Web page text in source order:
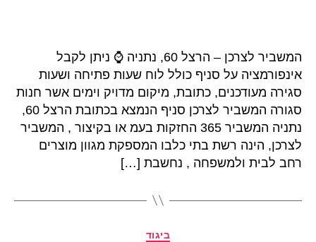
המשביר לצרכן – הרצל 60, נתניה ⌚ ניתן לקבל
אינפורמציה על סניף כולל לוח שעות פתיחה ושעות
סגירה מעודכנים, כתובת, מיקום מדויק וימים אשר חנות
סגורה המשביר לצרכן סניף הנמצא בכתובת הרצל 60,
נתניה המשביר 365 החזקות בעמ או בקיצור , המשביר
לצרכן, הינה רשת בתי כלבו המספקת מגוון מוצרים
רחב לבית ולמשפחה , נחשבת […]
קטגוריותביגוד